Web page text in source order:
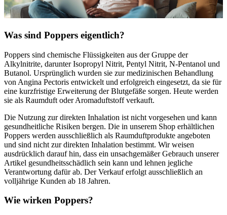
Was sind Poppers eigentlich?
Poppers sind chemische Flüssigkeiten aus der Gruppe der
Alkylnitrite, darunter Isopropyl Nitrit, Pentyl Nitrit, N-Pentanol und
Butanol. Ursprünglich wurden sie zur medizinischen Behandlung
von Angina Pectoris entwickelt und erfolgreich eingesetzt, da sie für
eine kurzfristige Erweiterung der Blutgefäße sorgen. Heute werden
sie als Raumduft oder Aromaduftstoff verkauft.
Die Nutzung zur direkten Inhalation ist nicht vorgesehen und kann
gesundheitliche Risiken bergen. Die in unserem Shop erhältlichen
Poppers werden ausschließlich als Raumduftprodukte angeboten
und sind nicht zur direkten Inhalation bestimmt. Wir weisen
ausdrücklich darauf hin, dass ein unsachgemäßer Gebrauch unserer
Artikel gesundheitsschädlich sein kann und lehnen jegliche
Verantwortung dafür ab. Der Verkauf erfolgt ausschließlich an
volljährige Kunden ab 18 Jahren.
Wie wirken Poppers?